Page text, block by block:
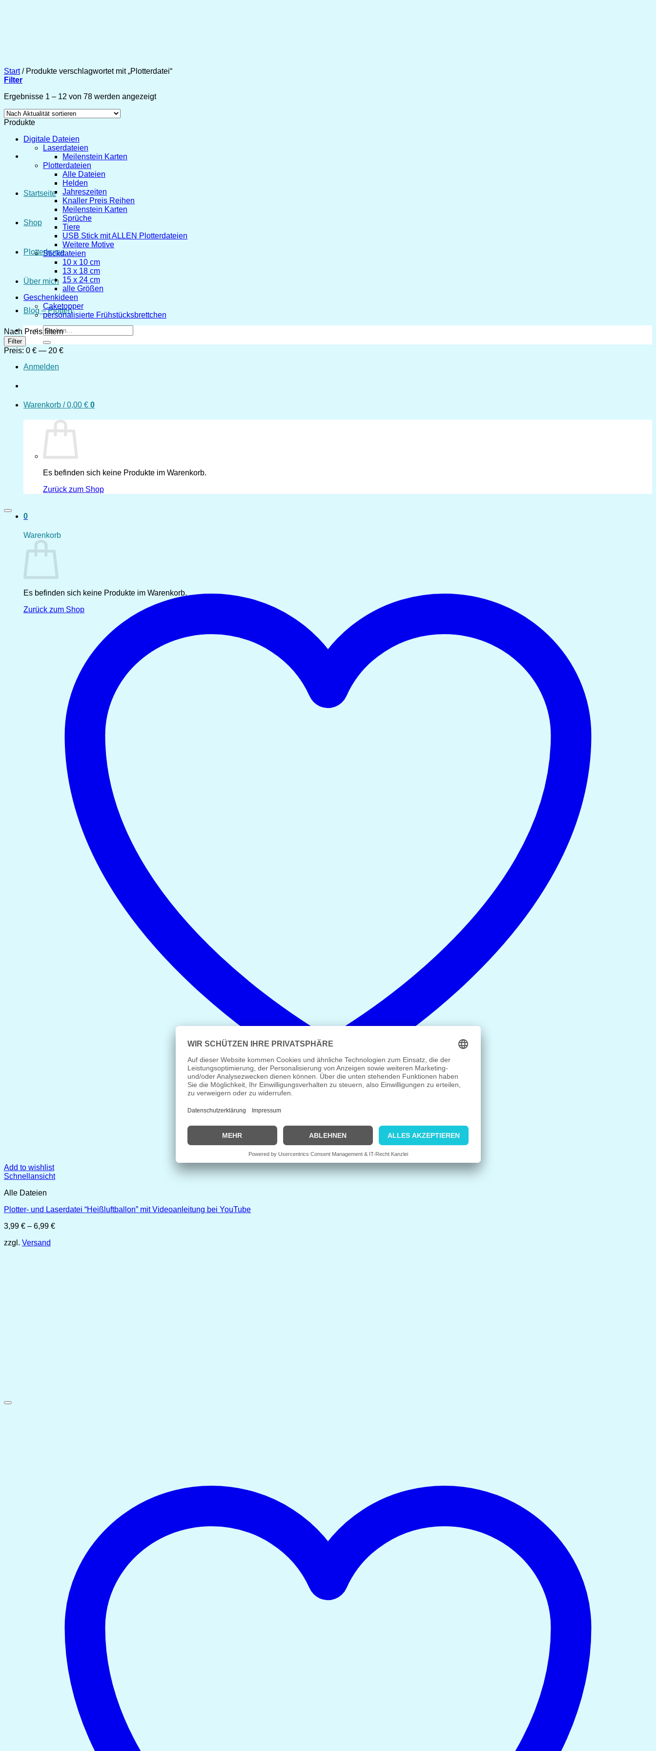
Startseite
Shop
Plotterkurse
Über mich
Blog – Plotten
Suchen
nach:
Anmelden
Warenkorb /0,00 € 0
Es befinden sich keine Produkte im Warenkorb.
Zurück zum Shop
0
Warenkorb
Es befinden sich keine Produkte im Warenkorb.
Zurück zum Shop
Start /Produkte verschlagwortet mit „Plotterdatei“
Filter
Ergebnisse 1 – 12 von 78 werden angezeigtNach
Produkte
Digitale Dateien
Laserdateien
Meilenstein Karten
Plotterdateien
Alle Dateien
Helden
Jahreszeiten
Knaller Preis Reihen
Meilenstein Karten
Sprüche
Tiere
USB Stick mit ALLEN Plotterdateien
Weitere Motive
Stickdateien
10 x 10 cm
13 x 18 cm
15 x 24 cm
alle Größen
Geschenkideen
Caketopper
personalisierte Frühstücksbrettchen
Nach Preis filtern
Min.
Preis
Max.
Preis
Filter
Preis: 0 € — 20 €
Add to wishlist
Schnellansicht
Alle Dateien
Plotter- und Laserdatei “Heißluftballon” mit Videoanleitung bei YouTube
3,99 € – 6,99 €Preisspanne:
zzgl. Versand